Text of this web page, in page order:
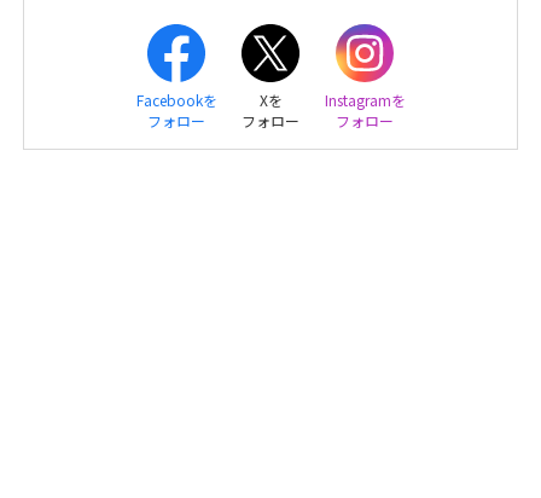
Facebookを
フォロー
Xを
フォロー
Instagramを
フォロー